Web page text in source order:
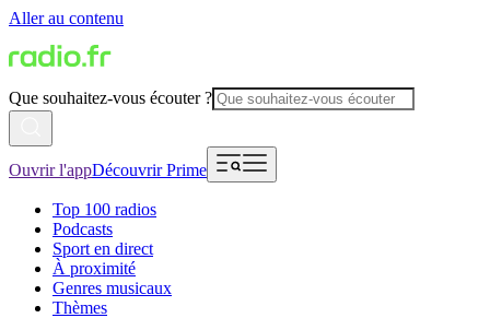
Aller au contenu
Que souhaitez-vous écouter ?
Ouvrir l'appDécouvrir Prime
Top 100 radios
Podcasts
Sport en direct
À proximité
Genres musicaux
Thèmes